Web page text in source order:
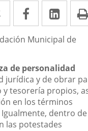
Twitter
Enlace
a
una
aplicación
externa.
Facebook
Enlace
a
una
aplicación
externa.
a
una
Municipal de
de personalidad
jurídica y de obrar
tesorería propios,
en los términos
dentro
las potestades